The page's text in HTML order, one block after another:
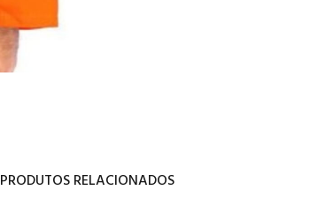
PRODUTOS RELACIONADOS